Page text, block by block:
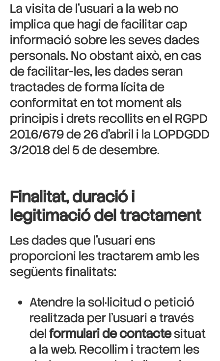
La visita de l’usuari a la web no
implica que hagi de facilitar cap
informació sobre les seves dades
personals. No obstant això, en cas
de facilitar-les, les dades seran
tractades de forma lícita de
conformitat en tot moment als
principis i drets recollits en el RGPD
2016/679 de 26 d’abril i la LOPDGDD
3/2018 del 5 de desembre.
Finalitat, duració i
legitimació del tractament
Les dades que l’usuari ens
proporcioni les tractarem amb les
següents finalitats:
Atendre la sol·licitud o petició
realitzada per l’usuari a través
delformulari de contactesituat
a la web. Recollim i tractem les